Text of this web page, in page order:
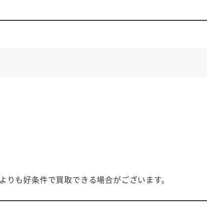
も好条件で買取できる場合がございます。